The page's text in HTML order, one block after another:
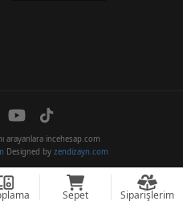
Sepet Siparişlerim
arayanlara incehesap.com
Designed by zendizayn.com